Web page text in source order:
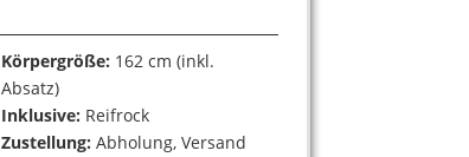
Körpergröße: 162 cm (inkl.
Absatz)
Inklusive: Reifrock
Zustellung: Abholung, Versand